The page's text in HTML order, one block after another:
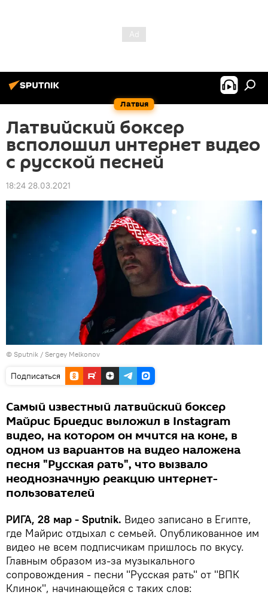
Латвия
Латвийский боксер
всполошил интернет видео
с русской песней
18:24 28.03.2021
© Sputnik / Sergey Melkonov
Подписаться
Самый известный латвийский боксер
Майрис Бриедис выложил в Instagram
видео, на котором он мчится на коне, в
одном из вариантов на видео наложена
песня "Русская рать", что вызвало
неоднозначную реакцию интернет-
пользователей
РИГА, 28 мар - Sputnik. Видео записано в Египте,
где Майрис отдыхал с семьей. Опубликованное им
видео не всем подписчикам пришлось по вкусу.
Главным образом из-за музыкального
сопровождения - песни "Русская рать" от "ВПК
Клинок", начинающейся с таких слов: